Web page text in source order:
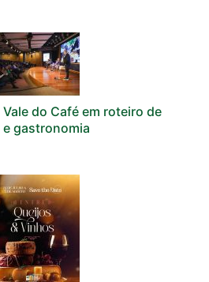
do Café em roteiro de
gastronomia